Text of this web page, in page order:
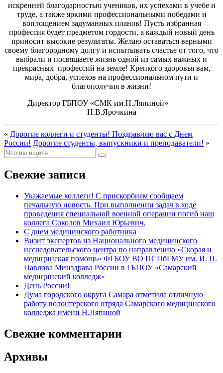
искренней благодарностью учеников, их успехами в учебе и
труде, а также яркими профессиональными победами и
воплощением задуманных планов! Пусть избранная
профессия будет предметом гордости, а каждый новый день
приносит высокие результаты. Желаю оставаться верными
своему благородному долгу и испытывать счастье от того, что
выбрали и посвящаете жизнь одной из самых важных и
прекрасных профессий на земле! Крепкого здоровья вам,
мира, добра, успехов на профессиональном пути и
благополучия в жизни!
Директор ГБПОУ «СМК им.Н.Ляпиной»
Н.В.Ярочкина
« Дорогие коллеги и студенты! Поздравляю вас с Днем
России! Дорогие студенты, выпускники и преподаватели! »
Свежие записи
Уважаемые коллеги! С прискорбием сообщаем
печальную новость. При выполнении задач в ходе
проведения специальной военной операции погиб наш
коллега Соколов Михаил Юрьевич.
С днем медицинского работника
Визит экспертов из Национального медицинского
исследовательского центра по направлению «Скорая и
медицинская помощь» ФГБОУ ВО ПСПбГМУ им. И. П.
Павлова Минздрава России в ГБПОУ «Самарский
медицинский колледж»
День России!
Дума городского округа Самара отметила отличную
работу волонтерского отряда Самарского медицинского
колледжа имени Н.Ляпиной
Свежие комментарии
Архивы